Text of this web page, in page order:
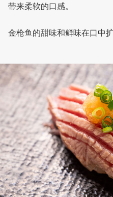
带来柔软的口感。
金枪鱼的甜味和鲜味在口中